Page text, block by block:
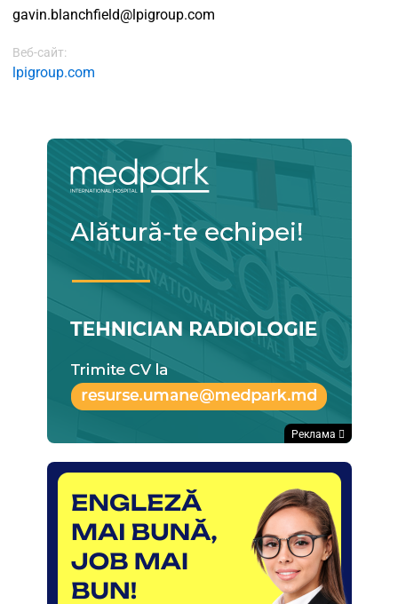
gavin.blanchfield@lpigroup.com
Веб-сайт:
lpigroup.com
Реклама